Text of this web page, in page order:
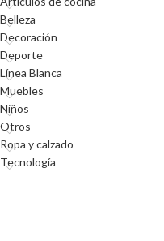
Belleza
Decoración
Deporte
Línea Blanca
Muebles
Niños
Otros
Ropa y calzado
Tecnología